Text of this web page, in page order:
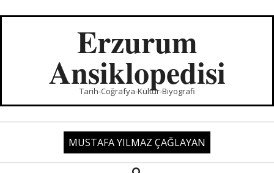
Erzurum
Ansiklopedisi
Tarih-Coğrafya-Kültür-Biyografi
MUSTAFA YILMAZ ÇAĞLAYAN
Search